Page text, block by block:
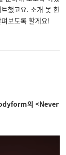
했고요. 소개 못 한
보도록 할게요!
의 <Never